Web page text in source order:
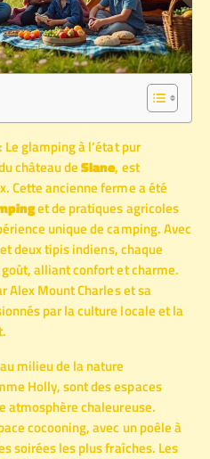
glamping à l’état pur
château deSlane, est
Cette ancienne ferme a été
et de pratiques agricoles
unique de camping. Avec
deux tipis indiens, chaque
alliant confort et charme.
Alex Mount Charles et sa
par la culture locale et la
milieu de la nature
Holly, sont des espaces
atmosphère chaleureuse.
cocooning, avec un poêle à
soirées les plus fraîches. Les